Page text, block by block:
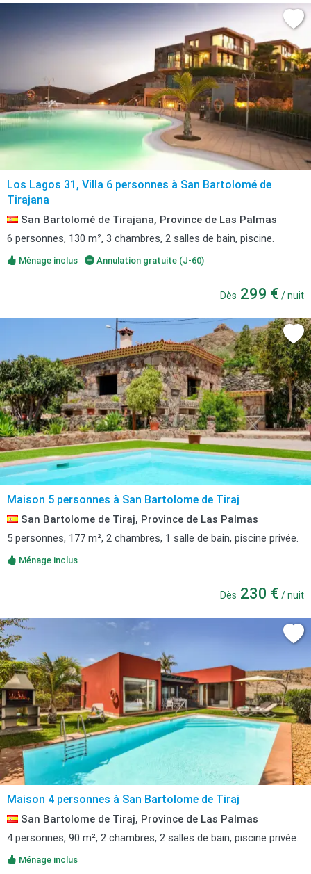
Los Lagos 31, Villa 6 personnes à San Bartolomé de
Tirajana
San Bartolomé de Tirajana, Province de Las Palmas
6 personnes, 130 m², 3 chambres, 2 salles de bain, piscine.
Ménage inclus Annulation gratuite (J-60)
Dès 299 € / nuit
Maison 5 personnes à San Bartolome de Tiraj
San Bartolome de Tiraj, Province de Las Palmas
5 personnes, 177 m², 2 chambres, 1 salle de bain, piscine privée.
Ménage inclus
Dès 230 € / nuit
Maison 4 personnes à San Bartolome de Tiraj
San Bartolome de Tiraj, Province de Las Palmas
4 personnes, 90 m², 2 chambres, 2 salles de bain, piscine privée.
Ménage inclus